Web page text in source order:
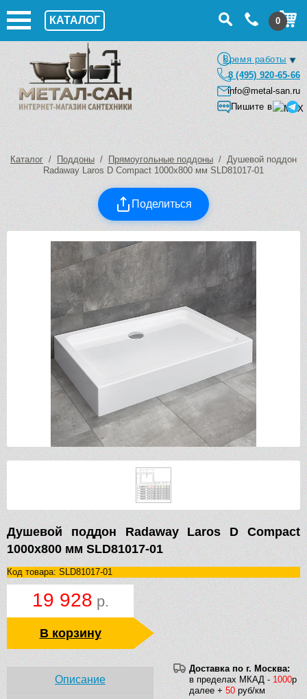
КАТАЛОГ 0
Время работы
8 (495) 920-65-66
info@metal-san.ru
Пишите в
Каталог / Поддоны / Прямоугольные поддоны / Душевой поддон
Radaway Laros D Compact 1000х800 мм SLD81017-01
Поделиться
Душевой поддон Radaway Laros D Compact
1000х800 мм SLD81017-01
Код товара: SLD81017-01
19 928 р.
В корзину
Доставка по г. Москва:
в пределах МКАД - 1000р
далее + 50 руб/км
Описание